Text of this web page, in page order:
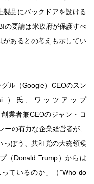
品にバックドアを設ける
の要請は米政府が保護すべ
があるとの考えも示してい
ル（Google）CEOのスン
）氏、ワッツアップ
業者兼CEOのジャン・コ
の有力な企業経営者が、
っぽう、共和党の大統領候
（Donald Trump）からは
ているのか」（”Who do